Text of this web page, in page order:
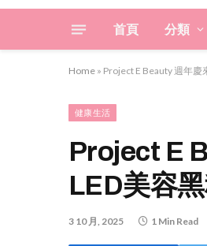
首頁 分類
Home » Project E Beauty 週年
健康生活
Project E
LED美容
3 10 月, 2025 1 Min Read